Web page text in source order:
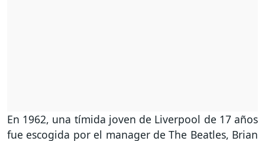
En 1962, una tímida joven de Liverpool de 17 años
fue escogida por el manager de The Beatles, Brian